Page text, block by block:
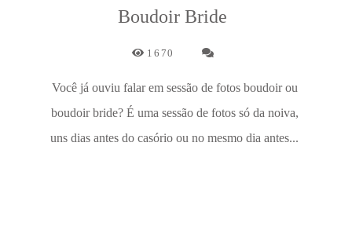
Boudoir Bride
1670
Você já ouviu falar em sessão de fotos boudoir ou
boudoir bride? É uma sessão de fotos só da noiva,
uns dias antes do casório ou no mesmo dia antes...